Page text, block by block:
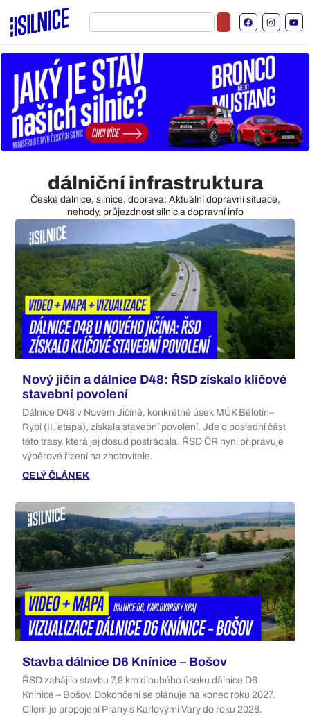
dálniční infrastruktura
České dálnice, silnice, doprava: Aktuální dopravní situace,
nehody, průjezdnost silnic a dopravní info
Nový jičín a dálnice D48: ŘSD získalo klíčové
stavební povolení
Dálnice D48 v Novém Jičíně, konkrétně úsek MÚK Bělotín–
Rybí (II. etapa), získala stavební povolení. Jde o poslední část
této trasy, která jej dosud postrádala. ŘSD ČR nyní připravuje
výběrové řízení na zhotovitele.
CELÝ ČLÁNEK
Stavba dálnice D6 Knínice – Bošov
ŘSD zahájilo stavbu 7,9 km dlouhého úseku dálnice D6
Knínice – Bošov. Dokončení se plánuje na konec roku 2027.
Cílem je propojení Prahy s Karlovými Vary do roku 2028.